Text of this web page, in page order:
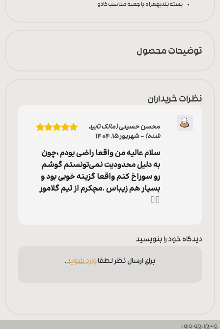
بسته بندیهمراه با جعبه مناسب کادو
توضیحات محصول
نظرات خریداران
محسن حسینی(مالک تایید
شده)–شهریور 15, 1404
سلام عالیه من واقعا راضی بودم ،چون
به دلیل محدودیت نمی‌تونستم گوشم
رو سوراخ کنم واقعا گزینه خوبی بود و
بسیار هم زیباس .مچکرم از تیم گلامور
❤️‍🔥
دیدگاه خود را بنویسید
برای ارسال نظر لطفاوارد شوید.